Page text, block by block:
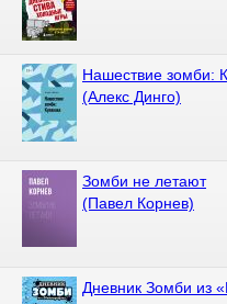
Нашествие зомби:
(Алекс Динго)
Зомби не летают
(Павел Корнев)
Дневник Зомби из